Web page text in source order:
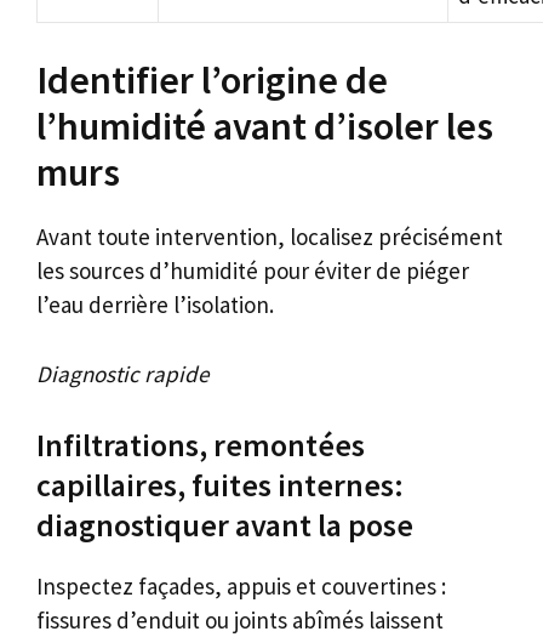
Identifier l’origine de
l’humidité avant d’isoler les
murs
Avant toute intervention, localisez précisément
les sources d’humidité pour éviter de piéger
l’eau derrière l’isolation.
Diagnostic rapide
Infiltrations, remontées
capillaires, fuites internes:
diagnostiquer avant la pose
Inspectez façades, appuis et couvertines :
fissures d’enduit ou joints abîmés laissent